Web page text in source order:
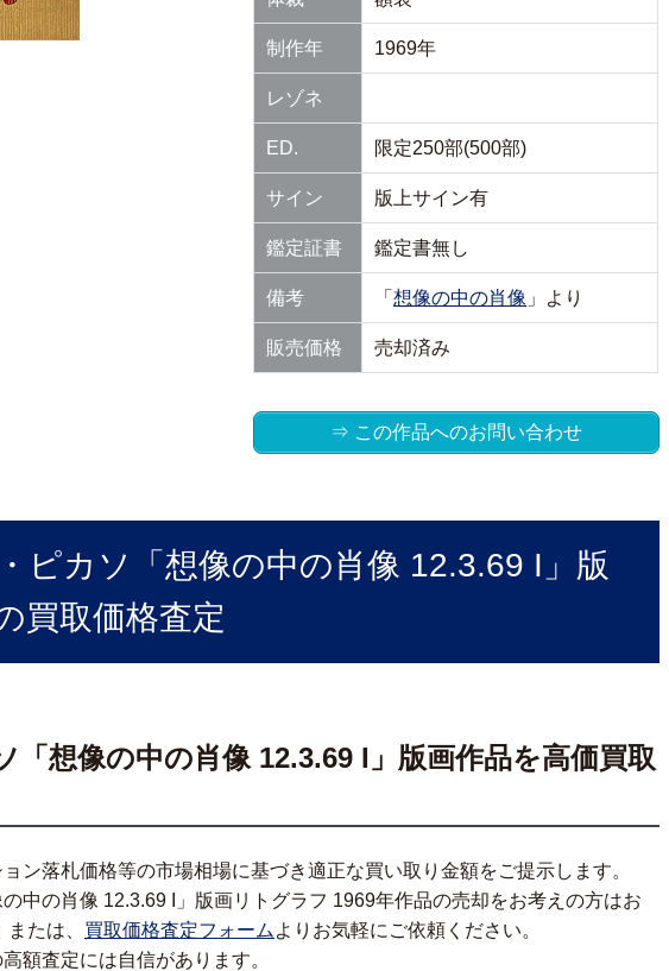
制作年 1969年
レゾネ
ED. 限定250部(500部)
サイン 版上サイン有
鑑定証書 鑑定書無し
備考 「想像の中の肖像 」より
販売価格 売却済み
⇒ この作品へのお問い合わせ
ピカソ「想像の中の肖像 12.3.69 I」版
買取価格査定
「想像の中の肖像 12.3.69 I」版画作品を高価買取
ン落札価格等の市場相場に基づき適正な買い取り金額をご提示します。
中の肖像 12.3.69 I」版画リトグラフ 1969年作品の売却をお考えの方はお
または、 買取価格査定フォーム よりお気軽にご依頼ください。
額査定には自信があります。